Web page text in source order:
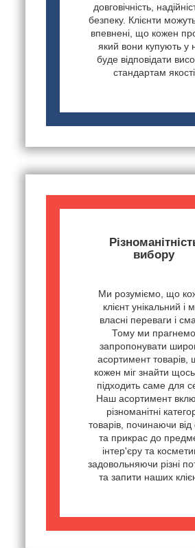
довговічність,
безпеку. Клієнти
впевнені, що кожен
який вони купують у
буде відповідати
стандартам якості
вибору
Ми розуміємо, що
клієнт унікальний і
власні переваги і
Тому ми прагнемо
запропонувати
асортимент товарів,
кожен міг знайти
підходить саме для
Наш асортимент
різноманітні
товарів, починаючи від
та прикрас до
інтер'єру та
задовольняючи різні
та запити наших